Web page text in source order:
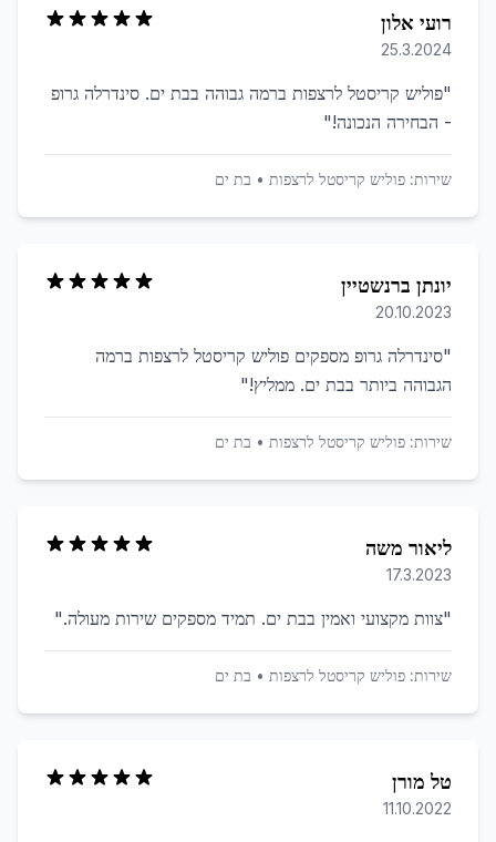
רועי אלון
25.3.2024
"פוליש קריסטל לרצפות ברמה גבוהה בבת ים. סינדרלה גרופ
- הבחירה הנכונה!"
שירות: פוליש קריסטל לרצפות • בת ים
יונתן ברנשטיין
20.10.2023
"סינדרלה גרופ מספקים פוליש קריסטל לרצפות ברמה
הגבוהה ביותר בבת ים. ממליץ!"
שירות: פוליש קריסטל לרצפות • בת ים
ליאור משה
17.3.2023
"צוות מקצועי ואמין בבת ים. תמיד מספקים שירות מעולה."
שירות: פוליש קריסטל לרצפות • בת ים
טל מורן
11.10.2022